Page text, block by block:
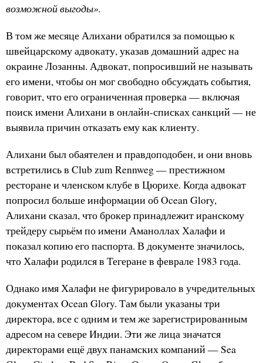
возможной выгоды».
В том же месяце Алихани обратился за помощью к
швейцарскому адвокату, указав домашний адрес на
окраине Лозанны. Адвокат, попросивший не называть
его имени, чтобы он мог свободно обсуждать события,
говорит, что его ограниченная проверка — включая
поиск имени Алихани в онлайн-списках санкций — не
выявила причин отказать ему как клиенту.
Алихани был обаятелен и правдоподобен, и они вновь
встретились в Club zum Rennweg — престижном
ресторане и членском клубе в Цюрихе. Когда адвокат
попросил больше информации об Ocean Glory,
Алихани сказал, что брокер принадлежит иранскому
трейдеру сырьём по имени Аманоллах Халафи и
показал копию его паспорта. В документе значилось,
что Халафи родился в Тегеране в феврале 1983 года.
Однако имя Халафи не фигурировало в учредительных
документах Ocean Glory. Там были указаны три
директора, все с одним и тем же зарегистрированным
адресом на севере Индии. Эти же лица значатся
директорами ещё двух панамских компаний — Sea